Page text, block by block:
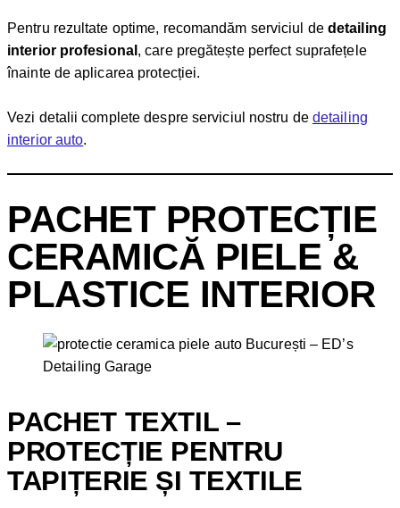
Pentru rezultate optime, recomandăm serviciul de detailing
interior profesional , care pregătește perfect suprafețele
înainte de aplicarea protecției.
Vezi detalii complete despre serviciul nostru de detailing
interior auto.
PACHET PROTECȚIE
CERAMICĂ PIELE &
PLASTICE INTERIOR
PACHET TEXTIL –
PROTECȚIE PENTRU
TAPIȚERIE ȘI TEXTILE